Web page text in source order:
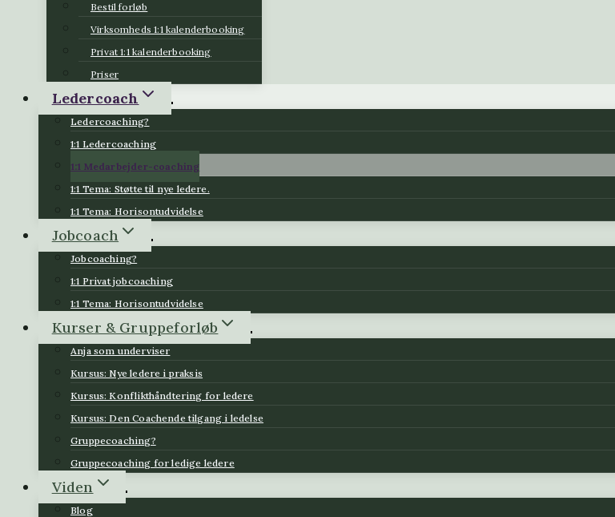
Bestil forløb
Virksomheds 1:1 kalenderbooking
Privat 1:1 kalenderbooking
Priser
Ledercoach
Ledercoaching?
1:1 Ledercoaching
1:1 Medarbejder-coaching
1:1 Tema: Støtte til nye ledere.
1:1 Tema: Horisontudvidelse
Jobcoach
Jobcoaching?
1:1 Privat jobcoaching
1:1 Tema: Horisontudvidelse
Kurser & Gruppeforløb
Anja som underviser
Kursus: Nye ledere i praksis
Kursus: Konflikthåndtering for ledere
Kursus: Den Coachende tilgang i ledelse
Gruppecoaching?
Gruppecoaching for ledige ledere
Viden
Blog